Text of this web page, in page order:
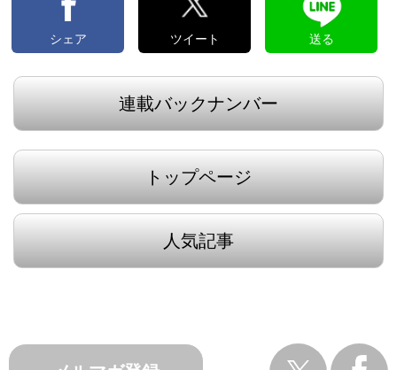
シェア ツイート 送る
連載バックナンバー
トップページ
人気記事